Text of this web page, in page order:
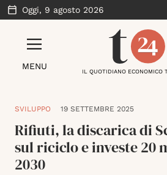
Oggi, 9 agosto 2026
MENU
IL QUOTIDIANO ECONOMICO
SVILUPPO 19 SETTEMBRE 2025
Rifiuti, la discarica di
sul riciclo e investe 20
2030